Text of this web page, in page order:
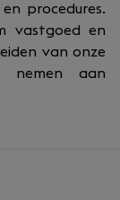
procedures.
vastgoed en
van onze
nemen aan